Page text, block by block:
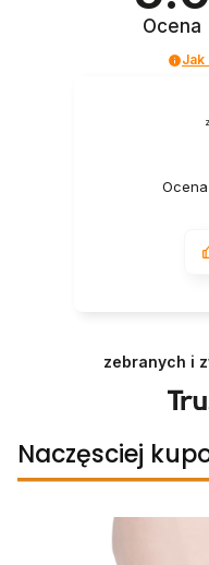
Ocena
Jak
zebranych i
Naczęsciej